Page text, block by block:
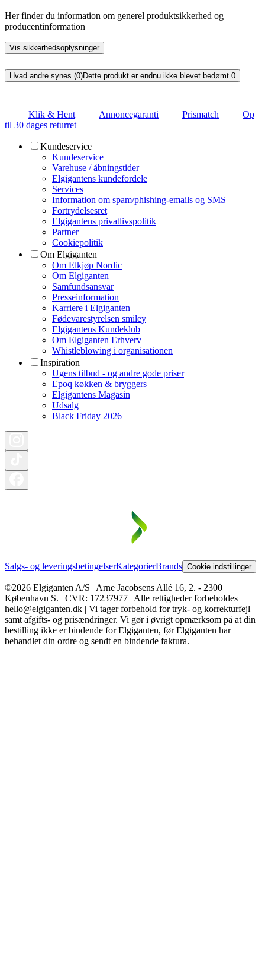
Her finder du information om generel produktsikkerhed og
producentinformation
Vis sikkerhedsoplysninger
Hvad andre synes (0)Dette produkt er endnu ikke blevet bedømt. 0
Klik & Hent Annoncegaranti Prismatch
Op
til 30 dages returret
Kundeservice
Kundeservice
Varehuse / åbningstider
Elgigantens kundefordele
Services
Information om spam/phishing-emails og SMS
Fortrydelsesret
Elgigantens privatlivspolitik
Partner
Cookiepolitik
Om Elgiganten
Om Elkjøp Nordic
Om Elgiganten
Samfundsansvar
Presseinformation
Karriere i Elgiganten
Fødevarestyrelsen smiley
Elgigantens Kundeklub
Om Elgiganten Erhverv
Whistleblowing i organisationen
Inspiration
Ugens tilbud - og andre gode priser
Epoq køkken & bryggers
Elgigantens Magasin
Udsalg
Black Friday 2026
Salgs- og leveringsbetingelserKategorierBrands Cookie indstillinger
©2026 Elgiganten A/S | Arne Jacobsens Allé 16, 2. - 2300
København S. | CVR: 17237977 | Alle rettigheder forbeholdes |
hello@elgiganten.dk | Vi tager forbehold for tryk- og korrekturfejl
samt afgifts- og prisændringer. Vi gør i øvrigt opmærksom på at din
bestilling ikke er bindende for Elgiganten, før Elgiganten har
behandlet din ordre og sendt en bindende faktura.